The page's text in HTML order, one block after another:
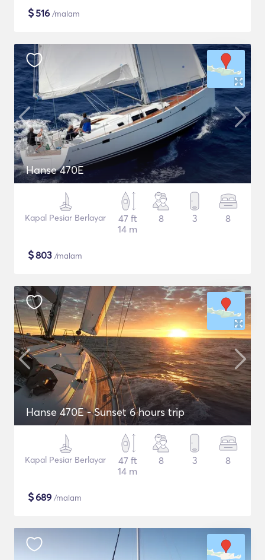
$516 /malam
Hanse 470E
Kapal Pesiar Berlayar
47 ft
14 m
8 3 8
$803 /malam
Hanse 470E - Sunset 6 hours trip
Kapal Pesiar Berlayar
47 ft
14 m
8 3 8
$689 /malam